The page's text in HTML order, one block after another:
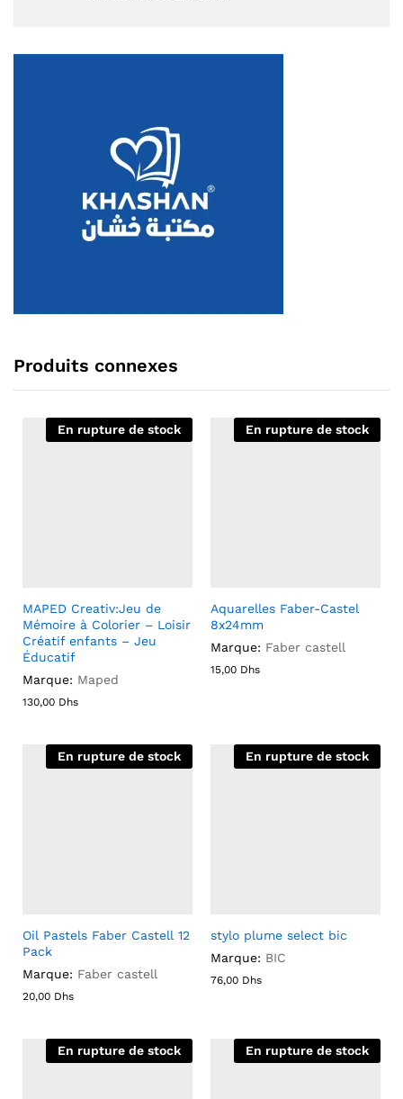
Produits connexes
En rupture de stock
MAPED Creativ:Jeu de
Mémoire à Colorier – Loisir
Créatif enfants – Jeu
Éducatif
Marque: Maped
130,00 Dhs
En rupture de stock
Aquarelles Faber-Castel
8x24mm
Marque: Faber castell
15,00 Dhs
En rupture de stock
Oil Pastels Faber Castell 12
Pack
Marque: Faber castell
20,00 Dhs
En rupture de stock
stylo plume select bic
Marque: BIC
76,00 Dhs
En rupture de stock En rupture de stock